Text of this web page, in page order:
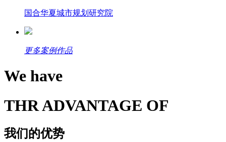
国合华夏城市规划研究院
更多案例作品
We have
THR ADVANTAGE OF
我们的优势